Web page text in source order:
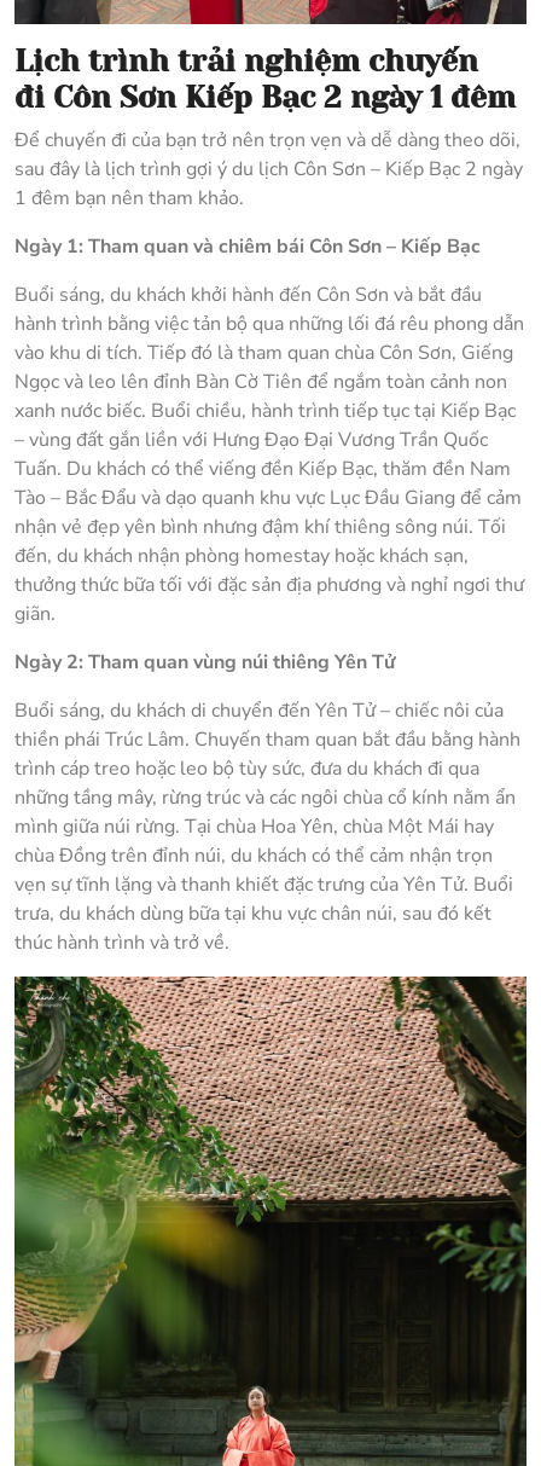
Lịch trình trải nghiệm chuyến
đi Côn Sơn Kiếp Bạc 2 ngày 1 đêm
Để chuyến đi của bạn trở nên trọn vẹn và dễ dàng theo dõi,
sau đây là lịch trình gợi ý du lịch Côn Sơn – Kiếp Bạc 2 ngày
1 đêm bạn nên tham khảo.
Ngày 1: Tham quan và chiêm bái Côn Sơn – Kiếp Bạc
Buổi sáng, du khách khởi hành đến Côn Sơn và bắt đầu
hành trình bằng việc tản bộ qua những lối đá rêu phong dẫn
vào khu di tích. Tiếp đó là tham quan chùa Côn Sơn, Giếng
Ngọc và leo lên đỉnh Bàn Cờ Tiên để ngắm toàn cảnh non
xanh nước biếc. Buổi chiều, hành trình tiếp tục tại Kiếp Bạc
– vùng đất gắn liền với Hưng Đạo Đại Vương Trần Quốc
Tuấn. Du khách có thể viếng đền Kiếp Bạc, thăm đền Nam
Tào – Bắc Đẩu và dạo quanh khu vực Lục Đầu Giang để cảm
nhận vẻ đẹp yên bình nhưng đậm khí thiêng sông núi. Tối
đến, du khách nhận phòng homestay hoặc khách sạn,
thưởng thức bữa tối với đặc sản địa phương và nghỉ ngơi thư
giãn.
Ngày 2: Tham quan vùng núi thiêng Yên Tử
Buổi sáng, du khách di chuyển đến Yên Tử – chiếc nôi của
thiền phái Trúc Lâm. Chuyến tham quan bắt đầu bằng hành
trình cáp treo hoặc leo bộ tùy sức, đưa du khách đi qua
những tầng mây, rừng trúc và các ngôi chùa cổ kính nằm ẩn
mình giữa núi rừng. Tại chùa Hoa Yên, chùa Một Mái hay
chùa Đồng trên đỉnh núi, du khách có thể cảm nhận trọn
vẹn sự tĩnh lặng và thanh khiết đặc trưng của Yên Tử. Buổi
trưa, du khách dùng bữa tại khu vực chân núi, sau đó kết
thúc hành trình và trở về.